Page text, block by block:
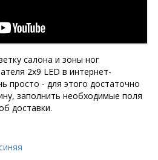
салона и зоны ног
2х9 LED в интернет-
просто - для этого достаточно
заполнить необходимые поля
доставки.
синяя